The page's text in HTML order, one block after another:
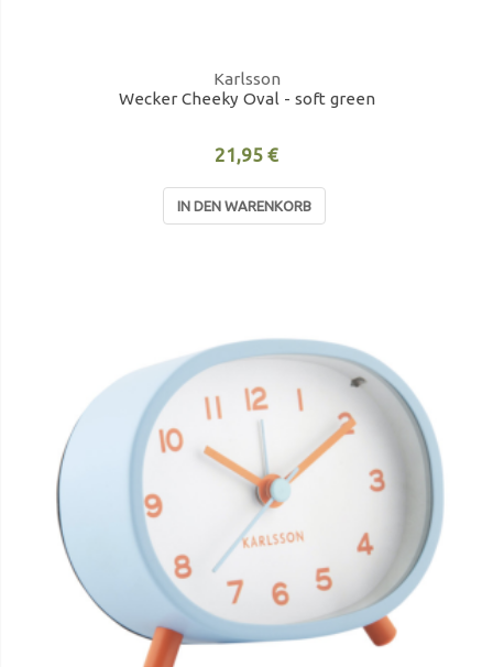
Karlsson
Wecker Cheeky Oval - soft green
21,95 €
IN DEN WARENKORB